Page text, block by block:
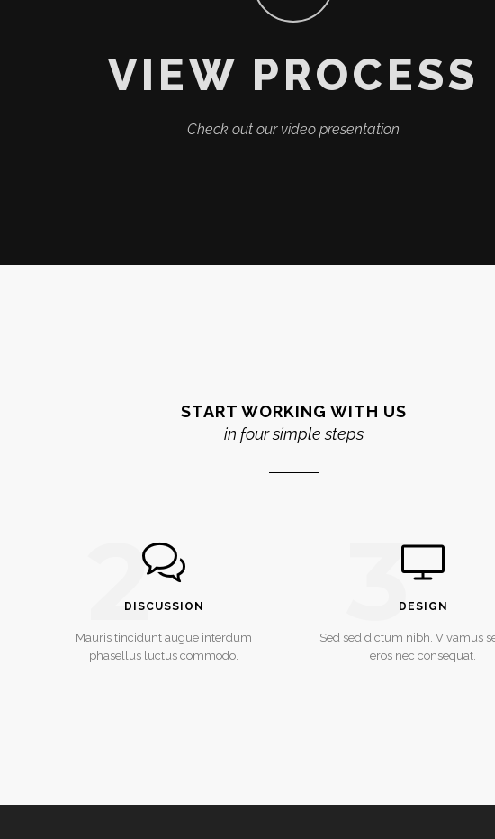
VIEW PROCESS
Check out our video presentation
START WORKING WITH US
in four simple steps
2
DISCUSSION
Mauris tincidunt augue interdum
phasellus luctus commodo.
3
DESIGN
Sed sed dictum nibh. Vivamus
eros nec consequat.